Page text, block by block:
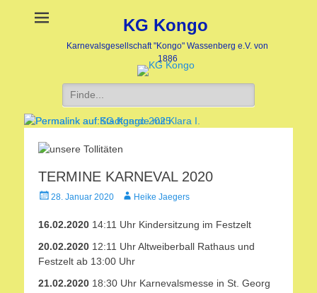
KG Kongo
Karnevalsgesellschaft "Kongo" Wassenberg e.V. von
1886
Suche
nach:
KG Kongo 2025
am:
nach
Jaegers
Stadtgarde mit Klara I.
am:
nach
Jaegers
TERMINE KARNEVAL 2020
Veröffentlicht
28. Januar 2020 AutorHeike Jaegers
16.02.2020 14:11 Uhr Kindersitzung im Festzelt
20.02.2020 12:11 Uhr Altweiberball Rathaus und
Festzelt ab 13:00 Uhr
21.02.2020 18:30 Uhr Karnevalsmesse in St. Georg